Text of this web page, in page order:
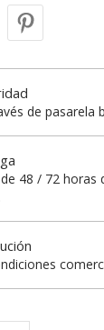
de pasarela
48 / 72 horas